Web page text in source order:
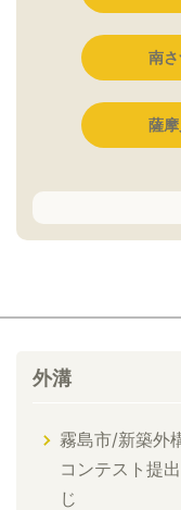
南
薩
外溝
霧島市/新築外
コンテスト提
じ